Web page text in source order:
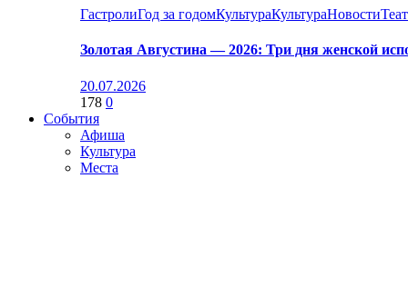
ГастролиГод за годомКультураКультураНовости
Золотая Августина — 2026: Три дня женской
20.07.2026
178 0
События
Афиша
Культура
Места